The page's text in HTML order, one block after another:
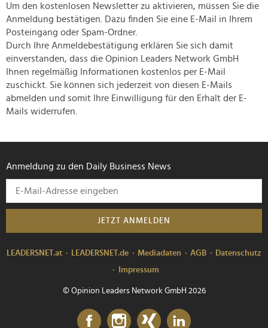
Um den kostenlosen Newsletter zu aktivieren, müssen Sie die
Anmeldung bestätigen. Dazu finden Sie eine E-Mail in Ihrem
Posteingang oder Spam-Ordner.
Durch Ihre Anmeldebestätigung erklären Sie sich damit
einverstanden, dass die Opinion Leaders Network GmbH
Ihnen regelmäßig Informationen kostenlos per E-Mail
zuschickt. Sie können sich jederzeit von diesen E-Mails
abmelden und somit Ihre Einwilligung für den Erhalt der E-
Mails widerrufen.
Anmeldung zu den Daily Business News
JETZT ANMELDEN
LEADERSNET.at LEADERSNET.de Mediadaten AGB
Datenschutz
Impressum
© Opinion Leaders Network GmbH 2026